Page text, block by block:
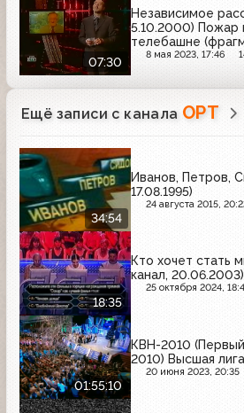
07:30
Независимое
5.10.2000) Пожар
телебашне
8 мая 2023, 17:46
Ещё записи с канала ОРТ
34:54
Иванов, Петров,
17.08.1995)
24 августа 2015,
18:35
Кто хочет стать
канал, 20.06.2003)
25 октября 2024,
01:55:10
КВН-2010
2010) Высшая
20 июня 2023, 20:35